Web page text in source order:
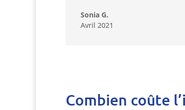
Sonia G.
Avril 2021
Combien coûte